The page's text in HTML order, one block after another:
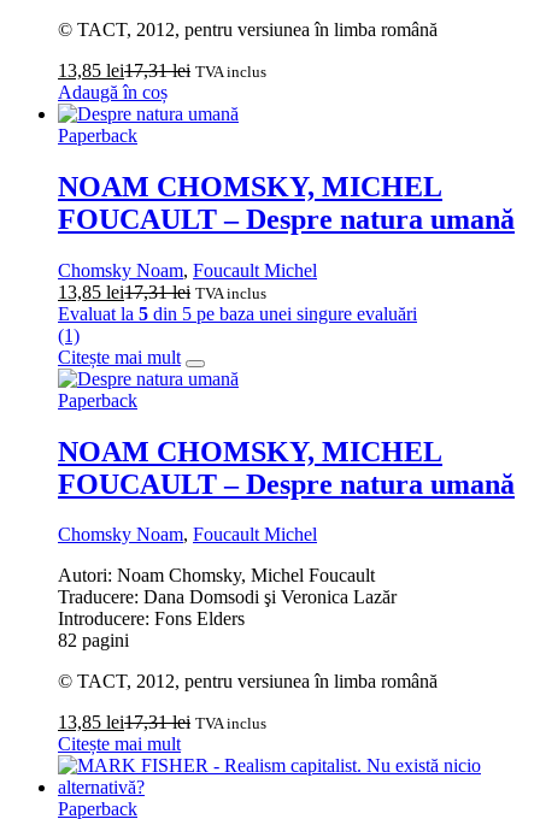
© TACT, 2012, pentru versiunea în limba română
13,85 lei17,31lei TVA inclus
Adaugă în coș
Paperback
NOAM CHOMSKY, MICHEL
FOUCAULT – Despre natura umană
Chomsky Noam, Foucault Michel
13,85 lei17,31lei TVA inclus
Evaluat la 5 din 5 pe baza unei singure evaluări
(1)
Citește mai mult
Paperback
NOAM CHOMSKY, MICHEL
FOUCAULT – Despre natura umană
Chomsky Noam, Foucault Michel
Autori: Noam Chomsky, Michel Foucault
Traducere: Dana Domsodi şi Veronica Lazăr
Introducere: Fons Elders
82 pagini
© TACT, 2012, pentru versiunea în limba română
13,85 lei17,31lei TVA inclus
Citește mai mult
Paperback